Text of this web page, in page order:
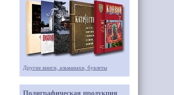
Другие книги, альманахи, буклеты
Полиграфическая продукция